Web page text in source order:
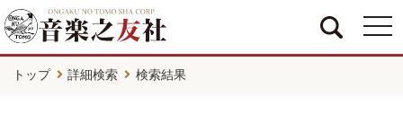
トップ 詳細検索 検索結果